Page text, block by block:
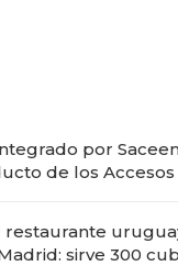
por
de los Accesos
restaurante
sirve 300